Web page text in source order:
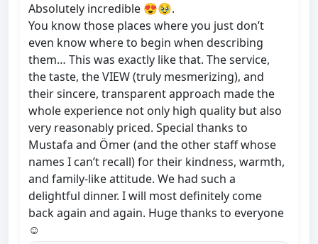
Absolutely incredible 😍🥹.
You know those places where you just don’t
even know where to begin when describing
them… This was exactly like that. The service,
the taste, the VIEW (truly mesmerizing), and
their sincere, transparent approach made the
whole experience not only high quality but also
very reasonably priced. Special thanks to
Mustafa and Ömer (and the other staff whose
names I can’t recall) for their kindness, warmth,
and family-like attitude. We had such a
delightful dinner. I will most definitely come
back again and again. Huge thanks to everyone
☺️